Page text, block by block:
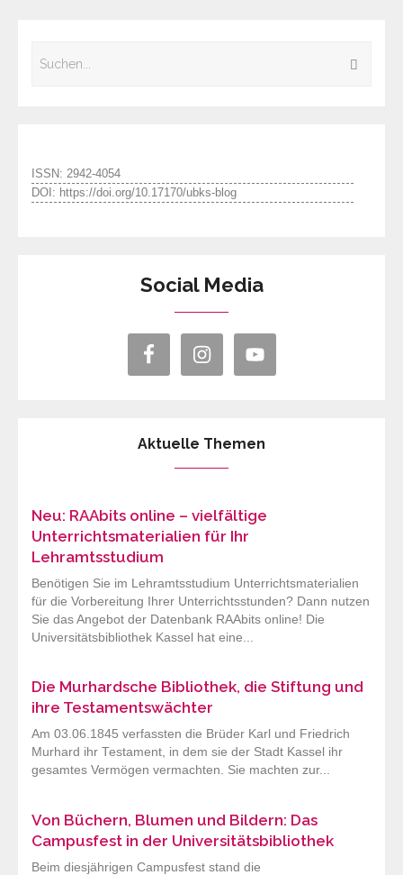
ISSN: 2942-4054
DOI: https://doi.org/10.17170/ubks-blog
Social Media
Aktuelle Themen
Neu: RAAbits online – vielfältige
Unterrichtsmaterialien für Ihr
Lehramtsstudium
Benötigen Sie im Lehramtsstudium Unterrichtsmaterialien
für die Vorbereitung Ihrer Unterrichtsstunden? Dann nutzen
Sie das Angebot der Datenbank RAAbits online! Die
Universitätsbibliothek Kassel hat eine...
Die Murhardsche Bibliothek, die Stiftung und
ihre Testamentswächter
Am 03.06.1845 verfassten die Brüder Karl und Friedrich
Murhard ihr Testament, in dem sie der Stadt Kassel ihr
gesamtes Vermögen vermachten. Sie machten zur...
Von Büchern, Blumen und Bildern: Das
Campusfest in der Universitätsbibliothek
Beim diesjährigen Campusfest stand die